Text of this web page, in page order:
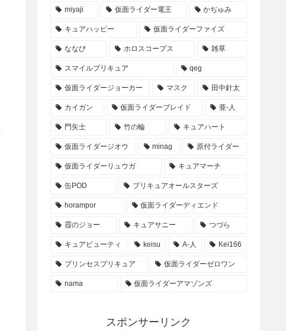
miyaji 仮面ライダー電王 かぢゅみ
キュアハッピー 仮面ライダーファイズ
ななび ホロスコープス 雑草
スマイルプリキュア qeg
仮面ライダージョーカー マスク 田中針太
カイガン 仮面ライダーブレイド 亜-人
門矢士 竹の輪 キュアハート
仮面ライダージオウ minag 原付ライダー
仮面ライダーリュウガ キュアマーチ
缶POD プリキュアオールスターズ
horampor 仮面ライダーディエンド
霞のジョー キュアサニー つづら
キュアビューティ keisu A-人 Kei166
プリンセスプリキュア 仮面ライダーゼロワン
nama 仮面ライダーアマゾンズ
スポンサーリンク